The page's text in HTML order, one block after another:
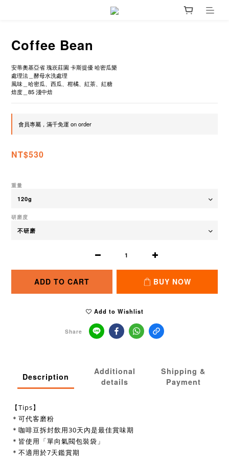
Coffee Bean
安蒂奧基亞省 瑰崁莊園 卡斯提優 哈密瓜樂
處理法＿酵母水洗處理
風味＿哈密瓜、西瓜、柑橘、紅茶、紅糖
焙度＿85 淺中焙
會員專屬，滿千免運 on order
NT$530
重量
研磨度
ADD TO CART BUY NOW
Add to Wishlist
Share
Description
Additional
details
Shipping &
Payment
【Tips】
＊可代客磨粉
＊咖啡豆拆封飲用30天內是最佳賞味期
＊皆使用「單向氣閥包裝袋」
＊不適用於7天鑑賞期